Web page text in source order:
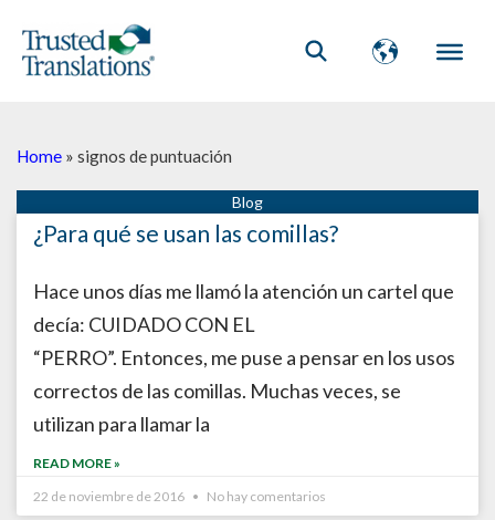
Home » signos de puntuación
¿Para qué se usan las comillas?
Hace unos días me llamó la atención un cartel que
decía: CUIDADO CON EL
“PERRO”. Entonces, me puse a pensar en los usos
correctos de las comillas. Muchas veces, se
utilizan para llamar la
READ MORE »
22 de noviembre de 2016
No hay comentarios